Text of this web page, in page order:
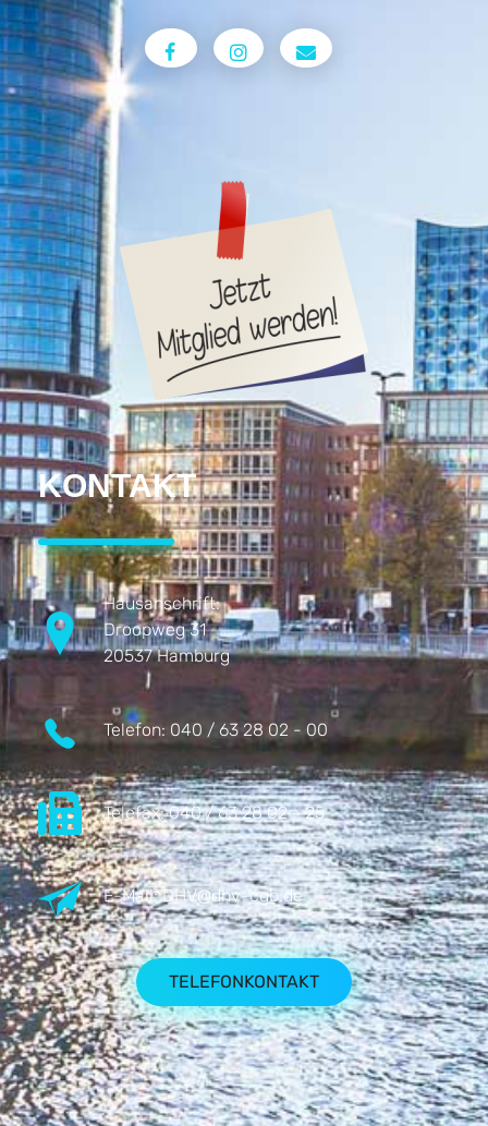
KONTAKT
Hausanschrift:
Droopweg 31
20537 Hamburg
Telefon: 040 / 63 28 02 - 00
Telefax:040 / 63 28 02 - 25
E-Mail:DHV@dhv-cgb.de
TELEFONKONTAKT